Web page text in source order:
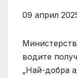
09 април
водите
„Най-добра